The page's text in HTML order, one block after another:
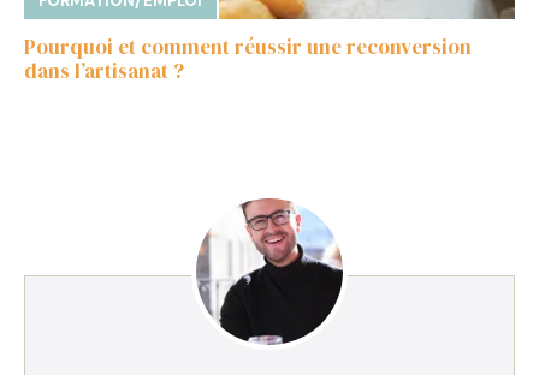
Pourquoi et comment réussir une reconversion
dans l’artisanat ?